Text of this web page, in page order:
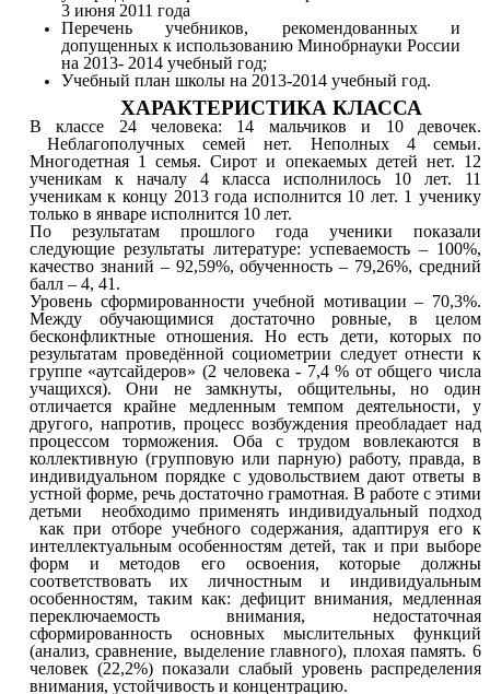
3 июня 2011 года
Перечень учебников, рекомендованных и
допущенных к использованию Минобрнауки России
на 2013- 2014 учебный год;
Учебный план школы на 2013-2014 учебный год.
ХАРАКТЕРИСТИКА КЛАССА
В классе 24 человека: 14 мальчиков и 10 девочек.
Неблагополучных семей нет. Неполных 4 семьи.
Многодетная 1 семья. Сирот и опекаемых детей нет. 12
ученикам к началу 4 класса исполнилось 10 лет. 11
ученикам к концу 2013 года исполнится 10 лет. 1 ученику
только в январе исполнится 10 лет.
По результатам прошлого года ученики показали
следующие результаты литературе: успеваемость – 100%,
качество знаний – 92,59%, обученность – 79,26%, средний
балл – 4, 41.
Уровень сформированности учебной мотивации – 70,3%.
Между обучающимися достаточно ровные, в целом
бесконфликтные отношения. Но есть дети, которых по
результатам проведённой социометрии следует отнести к
группе «аутсайдеров» (2 человека - 7,4 % от общего числа
учащихся). Они не замкнуты, общительны, но один
отличается крайне медленным темпом деятельности, у
другого, напротив, процесс возбуждения преобладает над
процессом торможения. Оба с трудом вовлекаются в
коллективную (групповую или парную) работу, правда, в
индивидуальном порядке с удовольствием дают ответы в
устной форме, речь достаточно грамотная. В работе с этими
детьми необходимо применять индивидуальный подход
как при отборе учебного содержания, адаптируя его к
интеллектуальным особенностям детей, так и при выборе
форм и методов его освоения, которые должны
соответствовать их личностным и индивидуальным
особенностям, таким как: дефицит внимания, медленная
переключаемость внимания, недостаточная
сформированность основных мыслительных функций
(анализ, сравнение, выделение главного), плохая память. 6
человек (22,2%) показали слабый уровень распределения
внимания, устойчивость и концентрацию.